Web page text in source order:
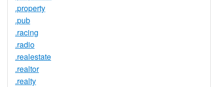
.property
.pub
.racing
.radio
.realestate
.realtor
.realty